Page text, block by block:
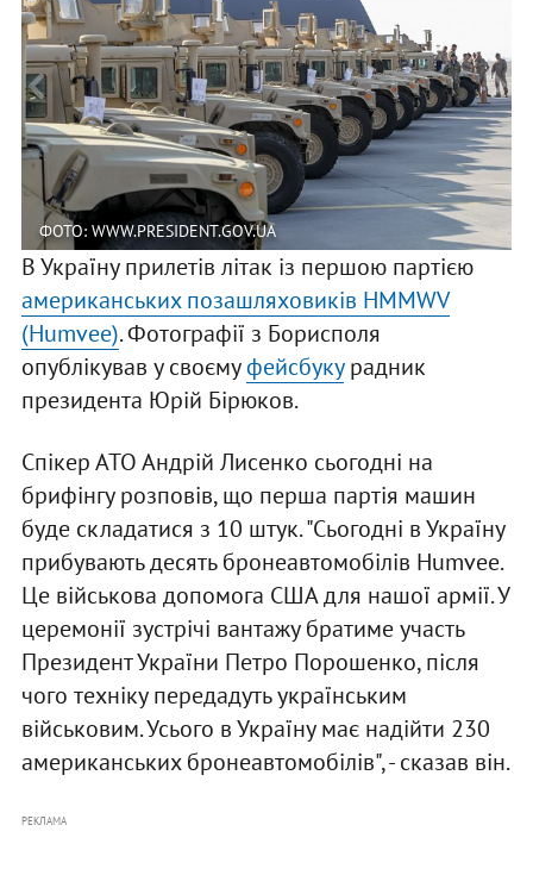
ФОТО: WWW.PRESIDENT.GOV.UA
В Україну прилетів літак із першою партією
американських позашляховиків HMMWV
(Humvee). Фотографії з Борисполя
опублікував у своємуфейсбукурадник
президента Юрій Бірюков.
Спікер АТО Андрій Лисенко сьогодні на
брифінгу розповів, що перша партія машин
буде складатися з 10 штук. "Сьогодні в Україну
прибувають десять бронеавтомобілів Humvee.
Це військова допомога США для нашої армії. У
церемонії зустрічі вантажу братиме участь
Президент України Петро Порошенко, після
чого техніку передадуть українським
військовим. Усього в Україну має надійти 230
американських бронеавтомобілів", - сказав він.
РЕКЛАМА